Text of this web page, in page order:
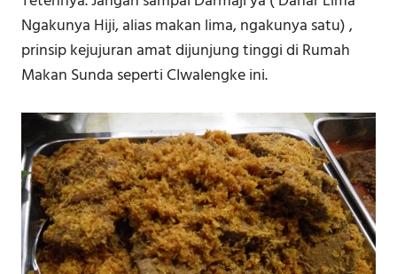
Ngakunya Hiji, alias makan lima, ngakunya satu) ,
prinsip kejujuran amat dijunjung tinggi di Rumah
Makan Sunda seperti CIwalengke ini.